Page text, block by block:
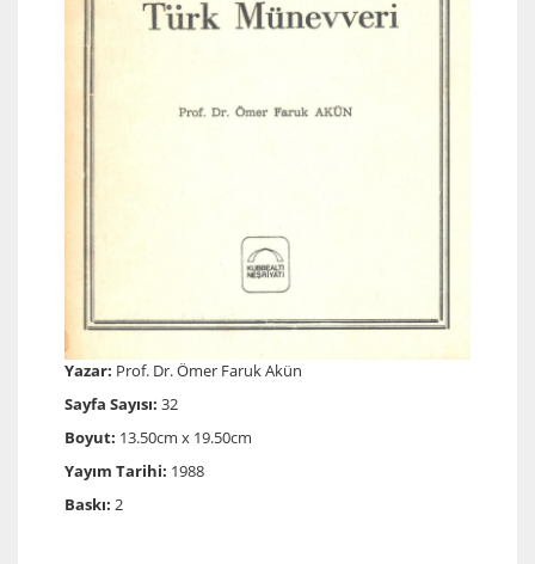
Yazar: Prof. Dr. Ömer Faruk Akün
Sayfa Sayısı: 32
Boyut: 13.50cm x 19.50cm
Yayım Tarihi: 1988
Baskı: 2